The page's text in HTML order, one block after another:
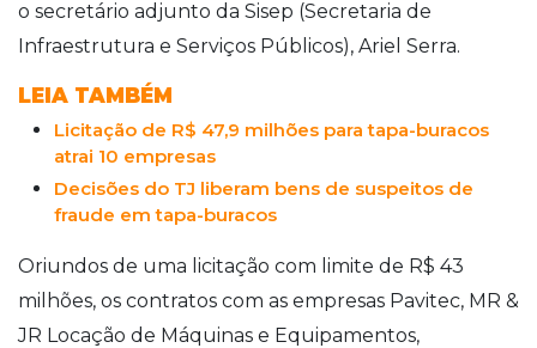
o secretário adjunto da Sisep (Secretaria de
Infraestrutura e Serviços Públicos), Ariel Serra.
LEIA TAMBÉM
Licitação de R$ 47,9 milhões para tapa-buracos
atrai 10 empresas
Decisões do TJ liberam bens de suspeitos de
fraude em tapa-buracos
Oriundos de uma licitação com limite de R$ 43
milhões, os contratos com as empresas Pavitec, MR &
JR Locação de Máquinas e Equipamentos,